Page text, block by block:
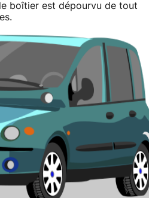
boîtier est dépourvu de tout